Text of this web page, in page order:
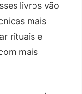
livros vão
mais
rituais e
mais